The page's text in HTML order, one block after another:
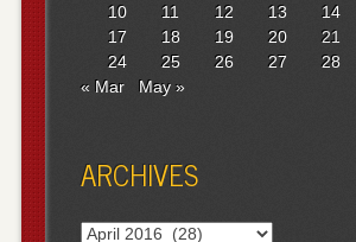
10
11 12 13 14
17
18 19 20 21
24
25 26 27 28
« Mar
May »
ARCHIVES
Archives